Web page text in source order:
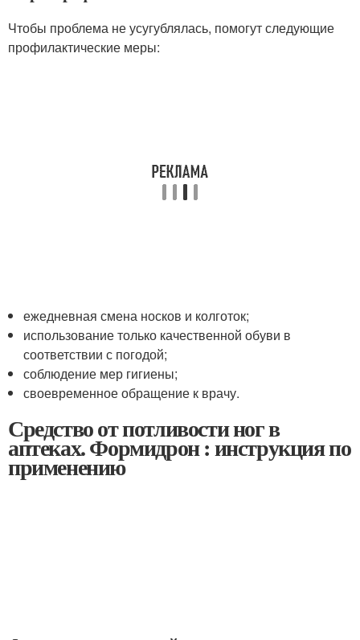
Чтобы проблема не усугублялась, помогут следующие
профилактические меры:
ежедневная смена носков и колготок;
использование только качественной обуви в
соответствии с погодой;
соблюдение мер гигиены;
своевременное обращение к врачу.
Средство от потливости ног в
аптеках. Формидрон : инструкция по
применению